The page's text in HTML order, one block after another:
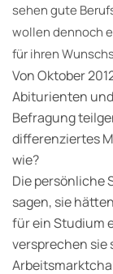
sehen gute
wollen dennoch
für ihren
Von Oktober
Abiturienten
Befragung
differenziertes
wie?
Die persönliche
sagen, sie
für ein Studium
versprechen sie